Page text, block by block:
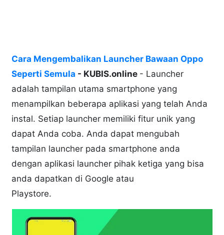
Cara Mengembalikan Launcher Bawaan Oppo
Seperti Semula - KUBIS.online - Launcher
adalah tampilan utama smartphone yang
menampilkan beberapa aplikasi yang telah Anda
instal. Setiap launcher memiliki fitur unik yang
dapat Anda coba. Anda dapat mengubah
tampilan launcher pada smartphone anda
dengan aplikasi launcher pihak ketiga yang bisa
anda dapatkan di Google atau
Playstore.